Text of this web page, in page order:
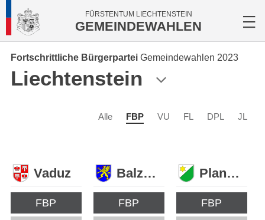
FÜRSTENTUM LIECHTENSTEIN
GEMEINDEWAHLEN
Fortschrittliche Bürgerpartei Gemeindewahlen 2023
Liechtenstein
Alle FBP VU FL DPL JL
Vaduz
FBP
Balzers
FBP
Planken
FBP